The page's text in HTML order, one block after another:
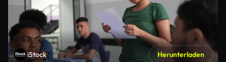
iStock Herunterladen